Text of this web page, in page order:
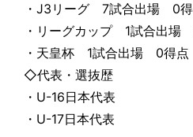
・J3リーグ 7試合出場 0
・リーグカップ 1試合出場
・天皇杯 1試合出場 0得点
◇代表・選抜歴
・U-16日本代表
・U-17日本代表